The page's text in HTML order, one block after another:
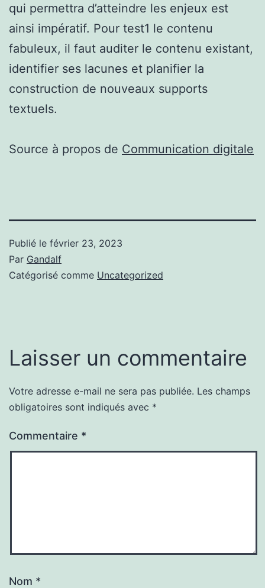
qui permettra d’atteindre les enjeux est
ainsi impératif. Pour test1 le contenu
fabuleux, il faut auditer le contenu existant,
identifier ses lacunes et planifier la
construction de nouveaux supports
textuels.
Source à propos de Communication digitale
Publié le février 23, 2023
Par Gandalf
Catégorisé comme Uncategorized
Laisser un commentaire
Votre adresse e-mail ne sera pas publiée. Les champs
obligatoires sont indiqués avec *
Commentaire *
Nom *